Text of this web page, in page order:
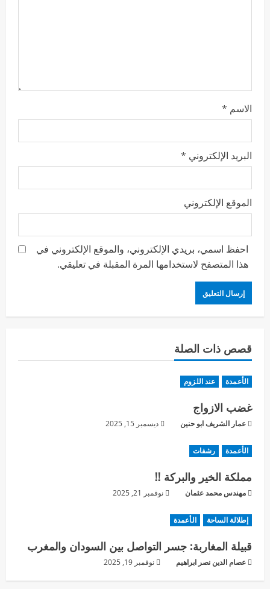
الاسم *
البريد الإلكتروني *
الموقع الإلكتروني
احفظ اسمي، بريدي الإلكتروني، والموقع الإلكتروني في
هذا المتصفح لاستخدامها المرة المقبلة في تعليقي.
قصص ذات الصلة
الأعمدة عند اللزوم
غضب الازواج
عمار الشريف ابو حنين ديسمبر 15, 2025
الأعمدة رشفات
مملكة الخير والبركة !!
مهندس محمد عثمان نوفمبر 21, 2025
إطلالة الساحة الأعمدة
قبيلة المغاربة: جسر التواصل بين السودان والمغرب
عصام الدين نصر ابراهيم نوفمبر 19, 2025